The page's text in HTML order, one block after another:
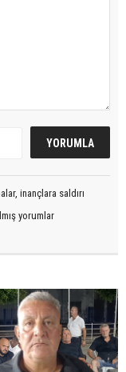
inançlara saldırı
yorumlar